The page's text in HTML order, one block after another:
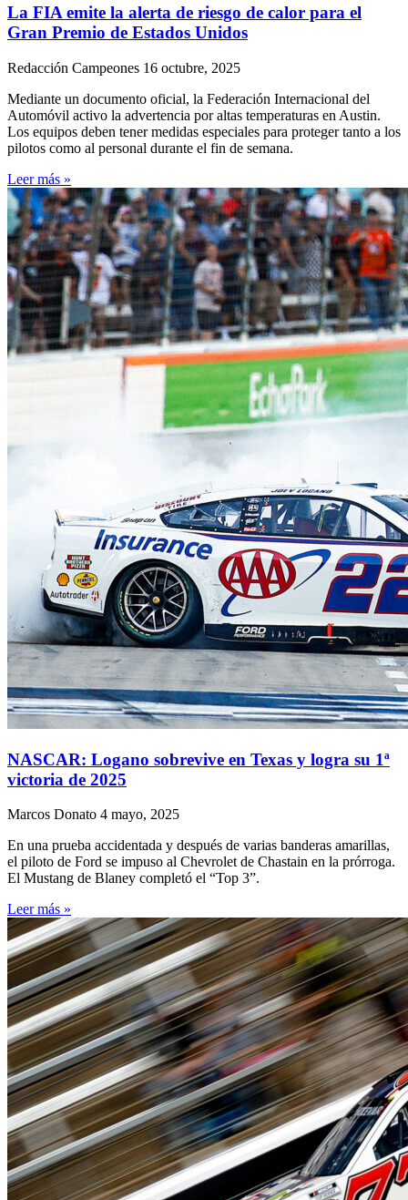
La FIA emite la alerta de riesgo de calor para el
Gran Premio de Estados Unidos
Redacción Campeones 16 octubre, 2025
Mediante un documento oficial, la Federación Internacional del
Automóvil activo la advertencia por altas temperaturas en Austin.
Los equipos deben tener medidas especiales para proteger tanto a los
pilotos como al personal durante el fin de semana.
Leer más »
NASCAR: Logano sobrevive en Texas y logra su 1ª
victoria de 2025
Marcos Donato 4 mayo, 2025
En una prueba accidentada y después de varias banderas amarillas,
el piloto de Ford se impuso al Chevrolet de Chastain en la prórroga.
El Mustang de Blaney completó el “Top 3”.
Leer más »